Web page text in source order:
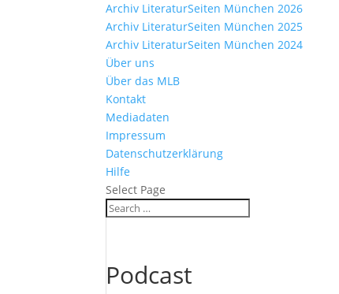
Archiv LiteraturSeiten München 2026
Archiv LiteraturSeiten München 2025
Archiv LiteraturSeiten München 2024
Über uns
Über das MLB
Kontakt
Mediadaten
Impressum
Datenschutzerklärung
Hilfe
Select Page
Podcast